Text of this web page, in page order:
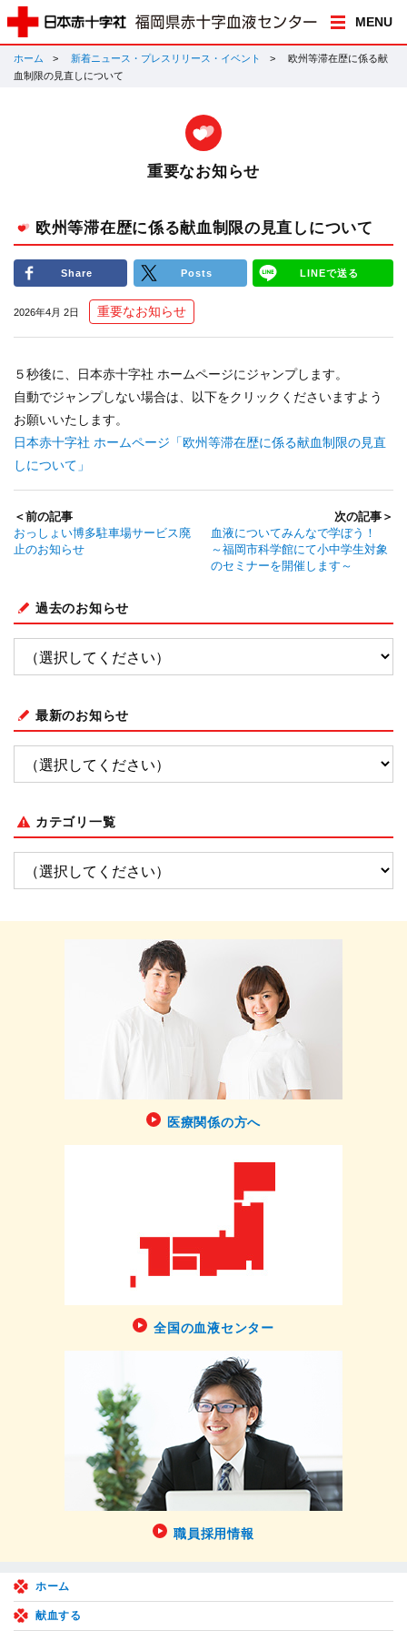
MENU
ホーム 新着ニュース・プレスリリース・イベント
欧州等滞在歴に係る献
血制限の見直しについて
重要なお知らせ
欧州等滞在歴に係る献血制限の見直しについて
Share Posts LINEで送る
2026年4月 2日 重要なお知らせ
５秒後に、日本赤十字社 ホームページにジャンプします。
自動でジャンプしない場合は、以下をクリックくださいますよう
お願いいたします。
日本赤十字社 ホームページ「欧州等滞在歴に係る献血制限の見直
しについて」
＜前の記事
おっしょい博多駐車場サービス廃
止のお知らせ
次の記事＞
血液についてみんなで学ぼう！
～福岡市科学館にて小中学生対象
のセミナーを開催します～
過去のお知らせ
最新のお知らせ
カテゴリ一覧
医療関係の方へ
全国の血液センター
職員採用情報
ホーム
献血する